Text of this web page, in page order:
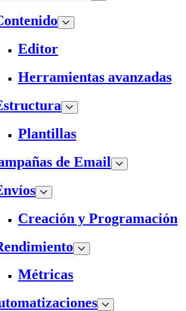
Editor
Herramientas avanzadas
Plantillas
de Email
Creación y Programación
Métricas